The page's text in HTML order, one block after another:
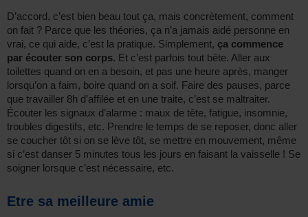
D’accord, c’est bien beau tout ça, mais concrètement, comment
on fait ? Parce que les théories, ça n’a jamais aidé personne en
vrai, ce qui aide, c’est la pratique. Simplement, ça commence
par écouter son corps. Et c’est parfois tout bête. Aller aux
toilettes quand on en a besoin, et pas une heure après, manger
lorsqu’on a faim, boire quand on a soif. Faire des pauses, parce
que travailler 8h d’affilée et en une traite, c’est se maltraiter.
Écouter les signaux d’alarme : maux de tête, fatigue, insomnie,
troubles digestifs, etc. Prendre le temps de se reposer, donc aller
se coucher tôt si on se lève tôt, se mettre en mouvement, même
si c’est danser 5 minutes tous les jours en faisant la vaisselle ! Se
soigner lorsque c’est nécessaire, etc.
Etre sa meilleure amie